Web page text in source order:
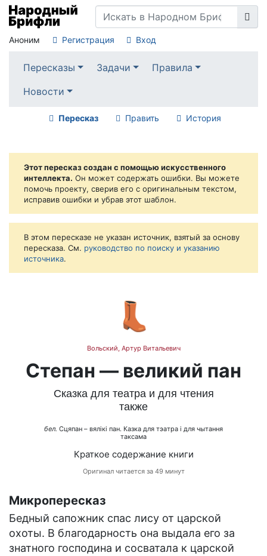
Аноним Регистрация Вход
Пересказы Задачи
Правила
Новости
Пересказ Править История
Этот пересказ создан с помощью искусственного
интеллекта. Он может содержать ошибки. Вы можете
помочь проекту, сверив его с оригинальным текстом,
исправив ошибки и убрав этот шаблон.
В этом пересказе не указан источник, взятый за основу
пересказа. См. руководство по поиску и указанию
источника.
👢
Вольский, Артур Витальевич
Степан — великий пан
Сказка для театра и для чтения
также
бел. Сцяпан – вялікі пан. Казка для тэатра і для чытання
таксама
Краткое содержание книги
Оригинал читается за 49 минут
Микропересказ
Бедный сапожник спас лису от царской
охоты. В благодарность она выдала его за
знатного господина и сосватала к царской